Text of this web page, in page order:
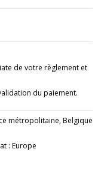
de votre règlement et
du paiement.
métropolitaine, Belgique
: Europe